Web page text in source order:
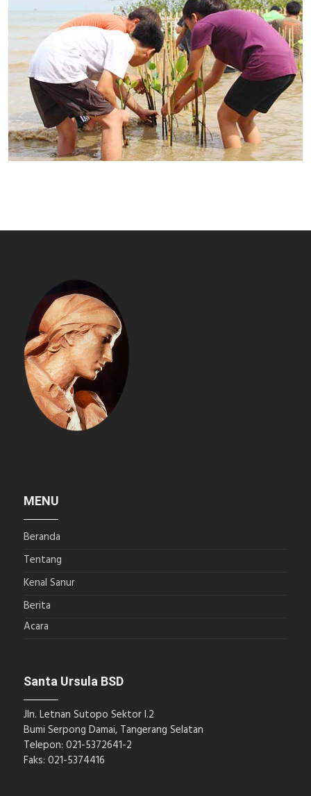
MENU
Beranda
Tentang
Kenal Sanur
Berita
Acara
Santa Ursula BSD
Jln. Letnan Sutopo Sektor I.2
Bumi Serpong Damai, Tangerang Selatan
Telepon: 021-5372641-2
Faks: 021-5374416